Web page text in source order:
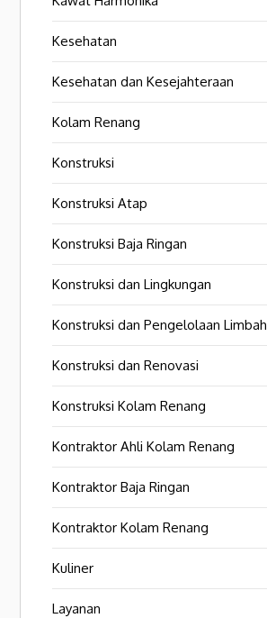
Kesehatan
Kesehatan dan Kesejahteraan
Kolam Renang
Konstruksi
Konstruksi Atap
Konstruksi Baja Ringan
Konstruksi dan Lingkungan
Konstruksi dan Pengelolaan Limbah
Konstruksi dan Renovasi
Konstruksi Kolam Renang
Kontraktor Ahli Kolam Renang
Kontraktor Baja Ringan
Kontraktor Kolam Renang
Kuliner
Layanan